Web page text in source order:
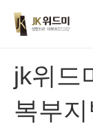
jk위드
복부